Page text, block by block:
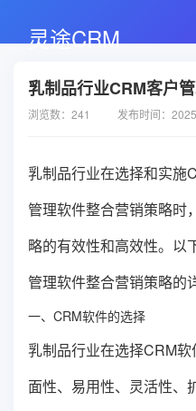
灵途CRM
乳制品行业CRM客户
浏览数：241 发布时间：
乳制品行业在选择和实施
管理软件整合营销策略时
略的有效性和高效性。以
管理软件整合营销策略的
一、CRM软件的选择
乳制品行业在选择CRM
面性、易用性、灵活性、